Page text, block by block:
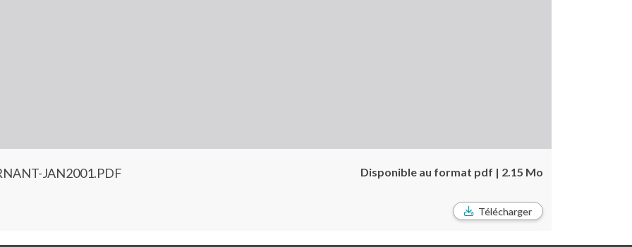
JAN2001.PDF Disponible au format pdf | 2.15 Mo
Télécharger